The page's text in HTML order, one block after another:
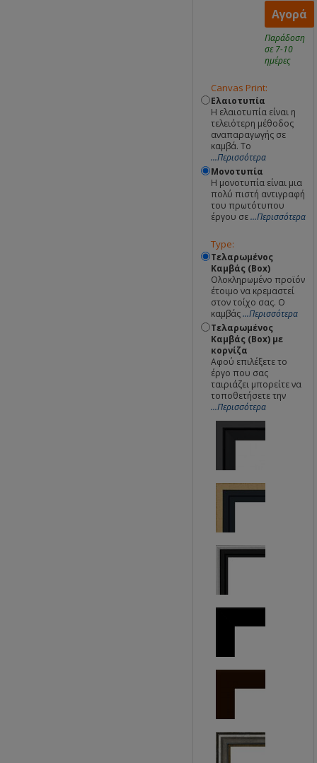
Αγορά
Παράδοση
σε 7-10
ημέρες
Canvas Print:
Ελαιοτυπία
Η ελαιοτυπία είναι η
τελειότερη μέθοδος
αναπαραγωγής σε
καμβά. Το
...Περισσότερα
Μονοτυπία
Η μονοτυπία είναι μια
πολύ πιστή αντιγραφή
του πρωτότυπου
έργου σε...Περισσότερα
Type:
Τελαρωμένος
Καμβάς (Box)
Ολοκληρωμένο προϊόν
έτοιμο να κρεμαστεί
στον τοίχο σας. Ο
καμβάς...Περισσότερα
Τελαρωμένος
Καμβάς (Box) με
κορνίζα
Αφού επιλέξετε το
έργο που σας
ταιριάζει μπορείτε να
τοποθετήσετε την
...Περισσότερα